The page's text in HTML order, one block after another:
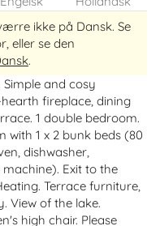
ikke på Dansk. Se
eller se den
.
and cosy
fireplace, dining
1 double bedroom.
with 1 x 2 bunk beds (80
dishwasher,
Exit to the
Terrace furniture,
View of the lake.
high chair. Please